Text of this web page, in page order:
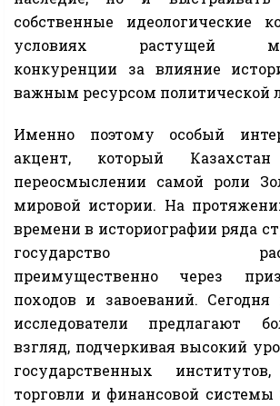
собственные идеологические
условиях растущей
конкуренции за влияние
важным ресурсом политической
Именно поэтому особый
акцент, который
переосмыслении самой роли
мировой истории. На
времени в историографии ряда
государство
преимущественно через
походов и завоеваний. Сегодня
исследователи предлагают
взгляд, подчеркивая высокий
государственных
торговли и финансовой